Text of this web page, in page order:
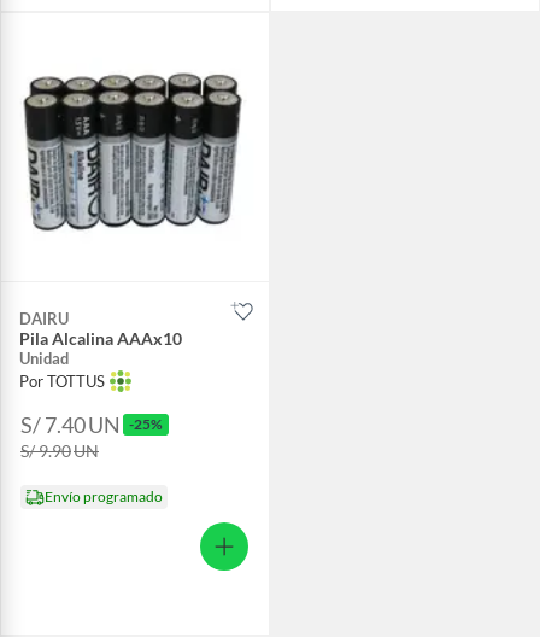
DAIRU
Pila Alcalina AAAx10
Unidad
Por TOTTUS
S/ 7.40UN -25%
S/ 9.90UN
Envío programado